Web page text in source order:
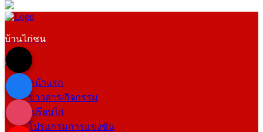
บ้านไก่ชน
หน้าแรก
ข่าวสาร/กิจกรรม
เปรียบไก่
โปรแกรมการแข่งขัน